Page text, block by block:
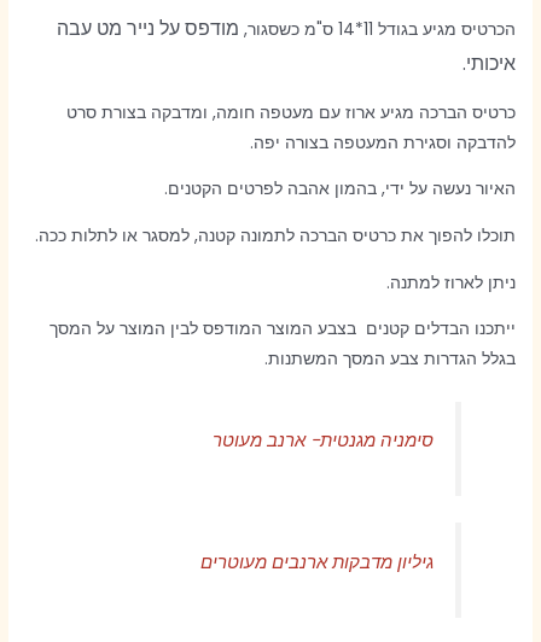
הכרטיס מגיע בגודל 11*14 ס"מ כשסגור,
מודפס על נייר מט עבה
איכותי.
כרטיס הברכה מגיע ארוז עם מעטפה חומה, ומדבקה בצורת סרט
להדבקה וסגירת המעטפה בצורה יפה.
האיור נעשה על ידי, בהמון אהבה לפרטים הקטנים.
תוכלו להפוך את כרטיס הברכה לתמונה קטנה, למסגר או לתלות ככה.
ניתן לארוז למתנה.
ייתכנו הבדלים קטנים בצבע המוצר המודפס לבין המוצר על המסך
בגלל הגדרות צבע המסך המשתנות.
סימניה מגנטית- ארנב מעוטר
גיליון מדבקות ארנבים מעוטרים